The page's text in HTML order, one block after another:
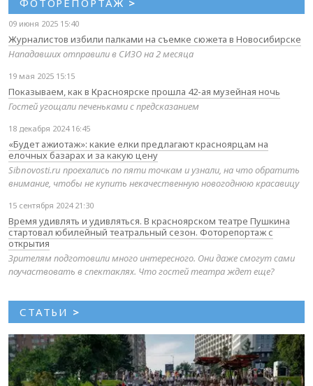
09 июня 2025 15:40
Журналистов избили палками на съемке сюжета в Новосибирске
Нападавших отправили в СИЗО на 2 месяца
19 мая 2025 15:15
Показываем, как в Красноярске прошла 42-ая музейная ночь
Гостей угощали печеньками с предсказанием
18 декабря 2024 16:45
«Будет ажиотаж»: какие елки предлагают красноярцам на
елочных базарах и за какую цену
Sibnovosti.ru проехались по пяти точкам и узнали, на что обратить
внимание, чтобы не купить некачественную новогоднюю красавицу
15 сентября 2024 21:30
Время удивлять и удивляться. В красноярском театре Пушкина
стартовал юбилейный театральный сезон. Фоторепортаж с
открытия
Зрителям подготовили много интересного. Они даже смогут сами
поучаствовать в спектаклях. Что гостей театра ждет еще?
СТАТЬИ >